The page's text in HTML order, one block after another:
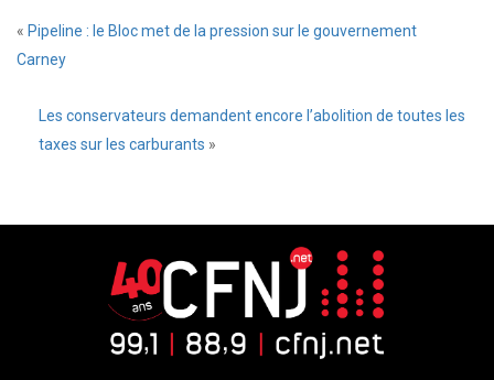
« Pipeline : le Bloc met de la pression sur le gouvernement
Carney
Les conservateurs demandent encore l’abolition de toutes les
taxes sur les carburants »